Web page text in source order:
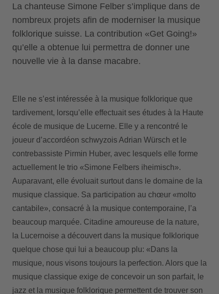
La chanteuse Simone Felber s’implique dans de
nombreux projets afin de moderniser la musique
folklorique suisse. La contribution «Get Going!»
qu’elle a obtenue lui permettra de donner une
nouvelle vie à la danse macabre.
Elle ne s’est intéressée à la musique folklorique que
tardivement, lorsqu’elle effectuait ses études à la Haute
école de musique de Lucerne. Elle y a rencontré le
joueur d’accordéon schwyzois Adrian Würsch et le
contrebassiste Pirmin Huber, avec lesquels elle forme
actuellement le trio «Simone Felbers iheimisch».
Auparavant, elle évoluait surtout dans le domaine de la
musique classique. Sa participation au chœur «molto
cantabile», consacré à la musique contemporaine, l’a
beaucoup marquée. Citadine amoureuse de la nature,
la Lucernoise a découvert dans la musique folklorique
quelque chose qui lui a beaucoup plu: «Dans la
musique, nous visons toujours la perfection. Alors que la
musique classique exige de concevoir un son parfait, le
jazz et la musique folklorique permettent de trouver son